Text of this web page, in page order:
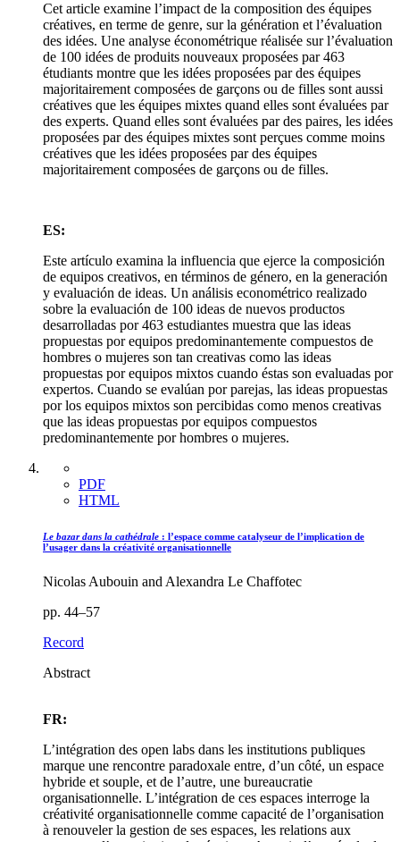
Cet article examine l’impact de la composition des équipes
créatives, en terme de genre, sur la génération et l’évaluation
des idées. Une analyse économétrique réalisée sur l’évaluation
de 100 idées de produits nouveaux proposées par 463
étudiants montre que les idées proposées par des équipes
majoritairement composées de garçons ou de filles sont aussi
créatives que les équipes mixtes quand elles sont évaluées par
des experts. Quand elles sont évaluées par des paires, les idées
proposées par des équipes mixtes sont perçues comme moins
créatives que les idées proposées par des équipes
majoritairement composées de garçons ou de filles.
ES:
Este artículo examina la influencia que ejerce la composición
de equipos creativos, en términos de género, en la generación
y evaluación de ideas. Un análisis econométrico realizado
sobre la evaluación de 100 ideas de nuevos productos
desarrolladas por 463 estudiantes muestra que las ideas
propuestas por equipos predominantemente compuestos de
hombres o mujeres son tan creativas como las ideas
propuestas por equipos mixtos cuando éstas son evaluadas por
expertos. Cuando se evalúan por parejas, las ideas propuestas
por los equipos mixtos son percibidas como menos creativas
que las ideas propuestas por equipos compuestos
predominantemente por hombres o mujeres.
PDF
HTML
Le bazar dans la cathédrale : l’espace comme catalyseur de l’implication de
l’usager dans la créativité organisationnelle
Nicolas Aubouin and Alexandra Le Chaffotec
pp. 44–57
Record
Abstract
FR:
L’intégration des open labs dans les institutions publiques
marque une rencontre paradoxale entre, d’un côté, un espace
hybride et souple, et de l’autre, une bureaucratie
organisationnelle. L’intégration de ces espaces interroge la
créativité organisationnelle comme capacité de l’organisation
à renouveler la gestion de ses espaces, les relations aux